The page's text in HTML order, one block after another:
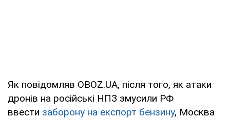
Як повідомляв OBOZ.UA, після того, як атаки
дронів на російські НПЗ змусили РФ
ввести заборону на експорт бензину, Москва